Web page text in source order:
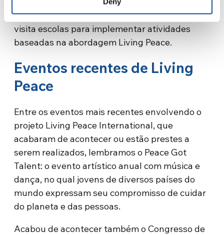
que, inspirada nas atividades da AFR.E.S.H.,
visita escolas para implementar atividades
baseadas na abordagem Living Peace.
Eventos recentes de Living
Peace
Entre os eventos mais recentes envolvendo o
projeto Living Peace International, que
acabaram de acontecer ou estão prestes a
serem realizados, lembramos o Peace Got
Talent: o evento artístico anual com música e
dança, no qual jovens de diversos países do
mundo expressam seu compromisso de cuidar
do planeta e das pessoas.
Acabou de acontecer também o Congresso de